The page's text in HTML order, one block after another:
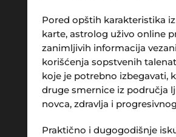
Pored opštih karakteristika
karte, astrolog uživo online
zanimljivih informacija
korišćenja sopstvenih
koje je potrebno izbegavati,
druge smernice iz područja
novca, zdravlja i
Praktično i dugogodišnje